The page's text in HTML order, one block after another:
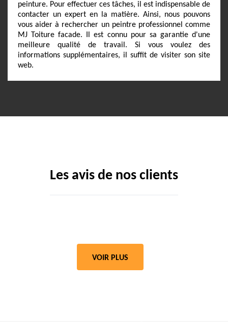
peinture. Pour effectuer ces tâches, il est indispensable de
contacter un expert en la matière. Ainsi, nous pouvons
vous aider à rechercher un peintre professionnel comme
MJ Toiture facade. Il est connu pour sa garantie d'une
meilleure qualité de travail. Si vous voulez des
informations supplémentaires, il suffit de visiter son site
web.
Les avis de nos clients
VOIR PLUS